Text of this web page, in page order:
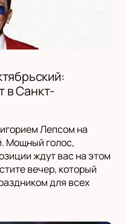
в Санкт-
Лепсом на
Мощный голос,
ждут вас на этом
вечер, который
для всех